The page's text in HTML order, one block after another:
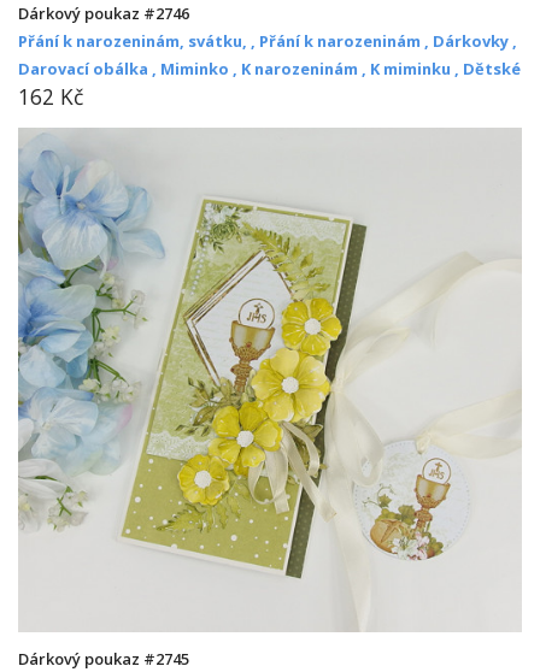
Dárkový poukaz #2746
Přání k narozeninám, svátku, , Přání k narozeninám , Dárkovky ,
Darovací obálka , Miminko , K narozeninám , K miminku , Dětské
162 Kč
Dárkový poukaz #2745